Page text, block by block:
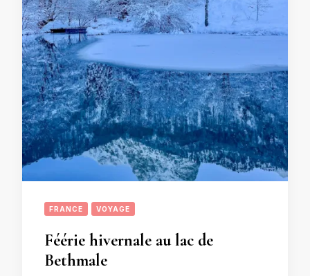
FRANCE VOYAGE
Féérie hivernale au lac de
Bethmale